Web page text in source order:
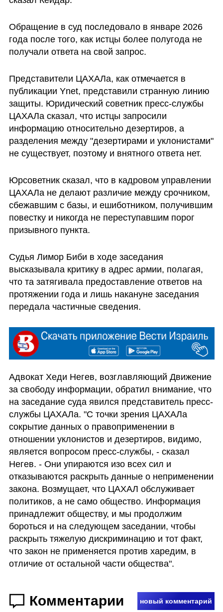
Обращение в суд последовало в январе 2026
года после того, как истцы более полугода не
получали ответа на свой запрос.
Представители ЦАХАЛа, как отмечается в
публикации Ynet, представили странную линию
защиты. Юридический советник пресс-службы
ЦАХАЛа сказал, что истцы запросили
информацию относительно дезертиров, а
разделения между "дезертирами и уклонистами"
не существует, поэтому и внятного ответа нет.
Юрсоветник сказал, что в кадровом управлении
ЦАХАЛа не делают различие между срочником,
сбежавшим с базы, и ешиботником, получившим
повестку и никогда не переступавшим порог
призывного пункта.
Судья Лимор Биби в ходе заседания
высказывала критику в адрес армии, полагая,
что та затягивала предоставление ответов на
протяжении года и лишь накануне заседания
передала частичные сведения.
Адвокат Хеди Негев, возглавляющий Движение
за свободу информации, обратил внимание, что
на заседание суда явился представитель пресс-
службы ЦАХАЛа. "С точки зрения ЦАХАЛа
сокрытие данных о правоприменении в
отношении уклонистов и дезертиров, видимо,
является вопросом пресс-службы, - сказал
Негев. - Они упираются изо всех сил и
отказываются раскрыть данные о неприменении
закона. Возмущает, что ЦАХАЛ обслуживает
политиков, а не само общество. Информация
принадлежит обществу, и мы продолжим
бороться и на следующем заседании, чтобы
раскрыть тяжелую дискриминацию и тот факт,
что закон не применяется против харедим, в
отличие от остальной части общества".
Комментарии новый комментарий